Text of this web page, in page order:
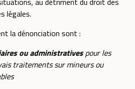
légales.
la dénonciation sont :
ou administrativespour les
traitements sur mineurs ou